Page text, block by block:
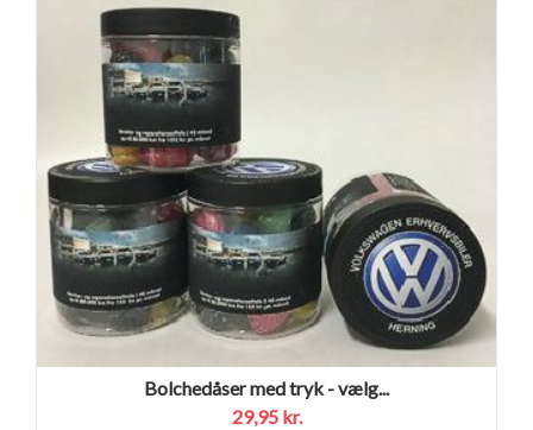
Bolchedåser med tryk - vælg...
29,95 kr.